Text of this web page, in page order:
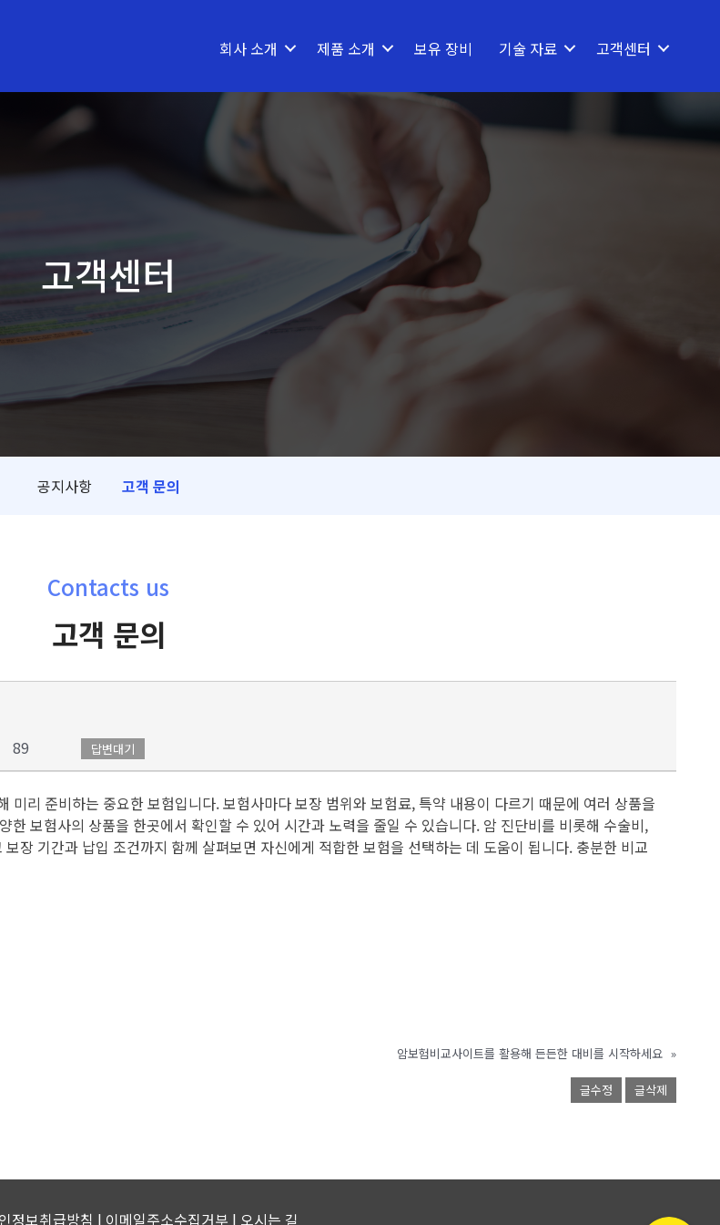
회사 소개 제품 소개 보유 장비 기술 자료 고객센터
고객센터
공지사항 고객 문의
Contacts us
고객 문의
89 답변대기
리 준비하는 중요한 보험입니다. 보험사마다 보장 범위와 보험료, 특약 내용이 다르기 때문에 여러 상품을
보험사의 상품을 한곳에서 확인할 수 있어 시간과 노력을 줄일 수 있습니다. 암 진단비를 비롯해 수술비,
장 기간과 납입 조건까지 함께 살펴보면 자신에게 적합한 보험을 선택하는 데 도움이 됩니다. 충분한 비교
암보험비교사이트를 활용해 든든한 대비를 시작하세요 »
글수정 글삭제
정보취급방침 | 이메일주소수집거부 | 오시는 길